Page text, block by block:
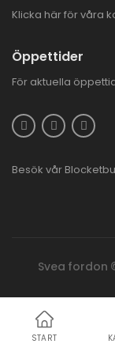
Klicka här för våra
Öppettider
För aktuella
Besök vår
Svea fordon
START